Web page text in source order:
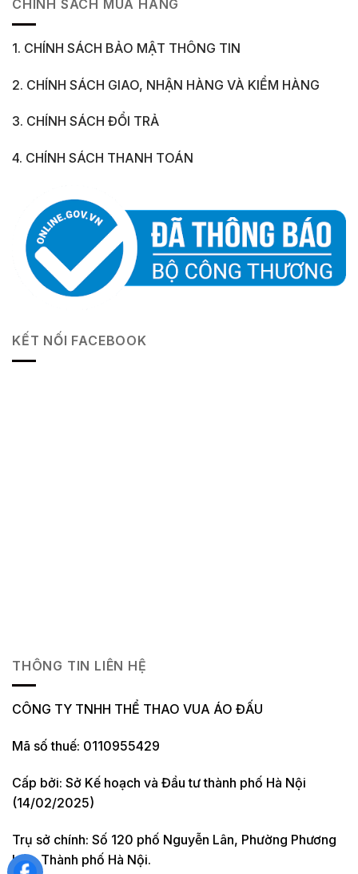
CHÍNH SÁCH MUA HÀNG
1. CHÍNH SÁCH BẢO MẬT THÔNG TIN
2. CHÍNH SÁCH GIAO, NHẬN HÀNG VÀ KIỂM HÀNG
3. CHÍNH SÁCH ĐỔI TRẢ
4. CHÍNH SÁCH THANH TOÁN
KẾT NỐI FACEBOOK
THÔNG TIN LIÊN HỆ
CÔNG TY TNHH THỂ THAO VUA ÁO ĐẤU
Mã số thuế: 0110955429
Cấp bởi: Sở Kế hoạch và Đầu tư thành phố Hà Nội
(14/02/2025)
Trụ sở chính: Số 120 phố Nguyễn Lân, Phường Phương
Liệt, Thành phố Hà Nội.